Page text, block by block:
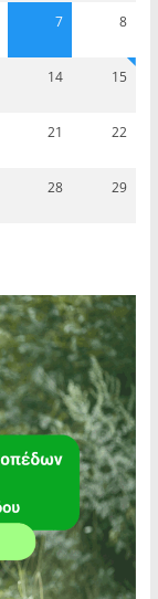
7 8
14 15
21 22
28 29